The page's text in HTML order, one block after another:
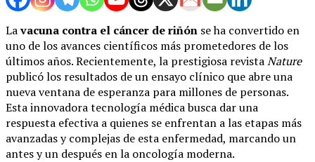
Lavacuna contra el cáncer de riñón se ha convertido en
uno de los avances científicos más prometedores de los
últimos años. Recientemente, la prestigiosa revistaNature
publicó los resultados de un ensayo clínico que abre una
nueva ventana de esperanza para millones de personas.
Esta innovadora tecnología médica busca dar una
respuesta efectiva a quienes se enfrentan a las etapas más
avanzadas y complejas de esta enfermedad, marcando un
antes y un después en la oncología moderna.